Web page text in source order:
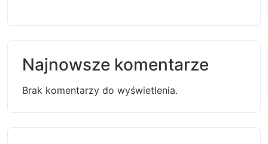
Najnowsze komentarze
Brak komentarzy do wyświetlenia.